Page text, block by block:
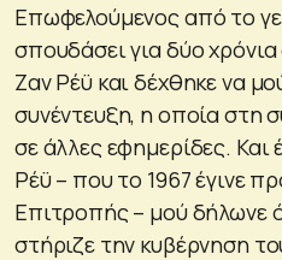
Επωφελούμενος από το
σπουδάσει για δύο
Ζαν Ρέϋ και δέχθηκε να
συνέντευξη, η οποία στη
σε άλλες εφημερίδες. Και
Ρέϋ – που το 1967 έγινε
Επιτροπής – μού δήλωνε
στήριζε την κυβέρνηση